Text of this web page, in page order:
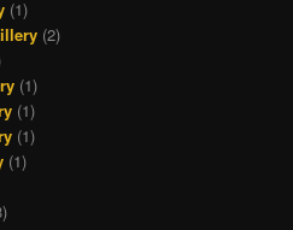
(1)
(2)
(1)
(1)
(1)
(1)